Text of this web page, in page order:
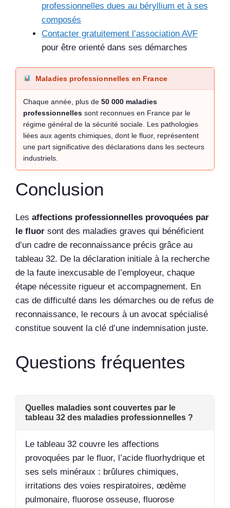
professionnelles dues au béryllium et à ses
composés
Contacter gratuitement l’association AVF
pour être orienté dans ses démarches
Maladies professionnelles en France
Chaque année, plus de 50 000 maladies
professionnelles sont reconnues en France par le
régime général de la sécurité sociale. Les pathologies
liées aux agents chimiques, dont le fluor, représentent
une part significative des déclarations dans les secteurs
industriels.
Conclusion
Les affections professionnelles provoquées par
le fluor sont des maladies graves qui bénéficient
d’un cadre de reconnaissance précis grâce au
tableau 32. De la déclaration initiale à la recherche
de la faute inexcusable de l’employeur, chaque
étape nécessite rigueur et accompagnement. En
cas de difficulté dans les démarches ou de refus de
reconnaissance, le recours à un avocat spécialisé
constitue souvent la clé d’une indemnisation juste.
Questions fréquentes
Quelles maladies sont couvertes par le
tableau 32 des maladies professionnelles ?
Le tableau 32 couvre les affections
provoquées par le fluor, l’acide fluorhydrique et
ses sels minéraux : brûlures chimiques,
irritations des voies respiratoires, œdème
pulmonaire, fluorose osseuse, fluorose